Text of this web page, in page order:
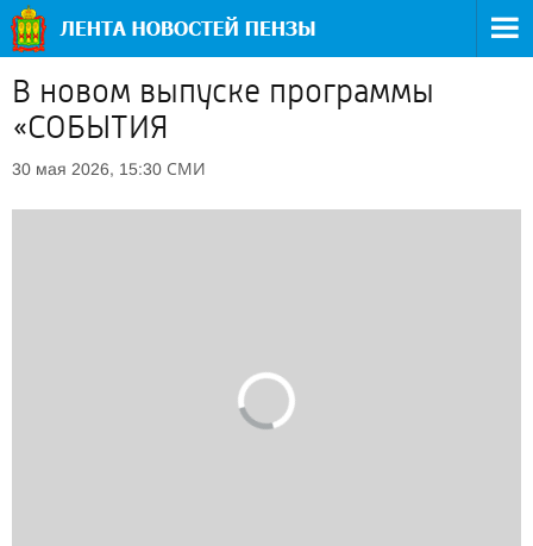
В новом выпуске программы
«СОБЫТИЯ
30 мая 2026, 15:30 СМИ